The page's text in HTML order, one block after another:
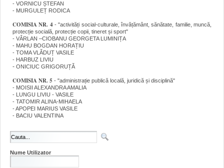
- VORNICU ȘTEFAN
- MURGULEȚ RODICA
COMISIA NR. 4- "activități social-culturale, învățământ, sănătate, familie, muncă,
protecție socială, protecție copii, tineret și sport"
- VÂRLAN –CIOBANU GEORGETA LUMINIȚA
- MAHU BOGDAN HORAȚIU
- TOMA VLĂDUȚ VASILE
- HARBUZ LIVIU
- ONICIUC GRIGORUȚĂ
COMISIA NR. 5 - "administrație publică locală, juridică și disciplină"
- MOISII ALEXANDRA AMALIA
- LUNGU LIVIU - VASILE
- TATOMIR ALINA-MIHAELA
- APOPEI MARIUS VASILE
- BACIU VALENTINA
Nume Utilizator